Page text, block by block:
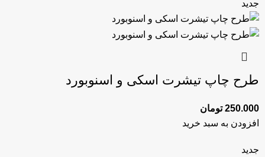
جدید
طرح چاپ تیشرت اسکی و اسنوبورد
250.000 تومان
افزودن به سبد خرید
جدید